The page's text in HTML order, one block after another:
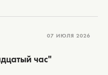
07 ИЮЛЯ 2026
час"